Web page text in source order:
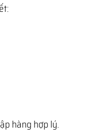
hàng hợp lý.